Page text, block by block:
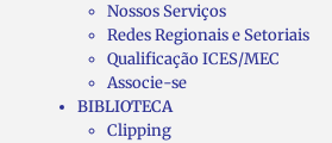
Nossos Serviços
Redes Regionais e Setoriais
Qualificação ICES/MEC
Associe-se
BIBLIOTECA
Clipping